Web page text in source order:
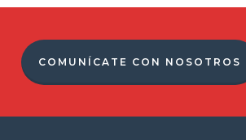
COMUNÍCATE CON NOSOTROS